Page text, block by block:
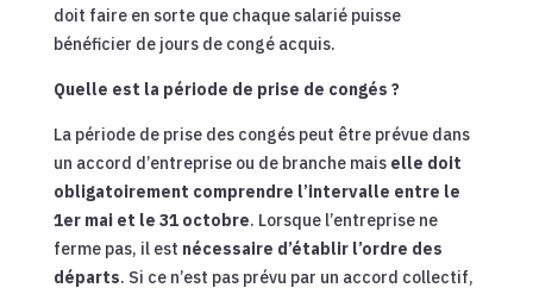
doit faire en sorte que chaque salarié puisse
bénéficier de jours de congé acquis.
Quelle est la période de prise de congés ?
La période de prise des congés peut être prévue dans
un accord d’entreprise ou de branche mais elle doit
obligatoirement comprendre l’intervalle entre le
1er mai et le 31 octobre. Lorsque l’entreprise ne
ferme pas, il est nécessaire d’établir l’ordre des
départs. Si ce n’est pas prévu par un accord collectif,